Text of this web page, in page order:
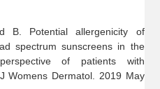
B. Potential allergenicity of
spectrum sunscreens in the
of patients with
Womens Dermatol. 2019 May